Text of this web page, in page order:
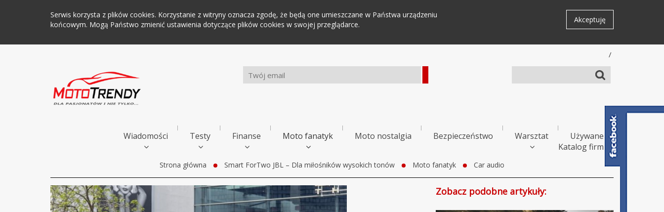
Serwis korzysta z plików cookies. Korzystanie z witryny oznacza zgodę, że będą one umieszczane w Państwa urządzeniu
końcowym. Mogą Państwo zmienić ustawienia dotyczące plików cookies w swojej przeglądarce.
Akceptuję
/
Wiadomości Testy Finanse Moto fanatyk Moto nostalgia Bezpieczeństwo Warsztat
Używane
Katalog firm
Strona główna Smart ForTwo JBL – Dla miłośników wysokich tonów Moto fanatyk Car audio
Zobacz podobne artykuły: